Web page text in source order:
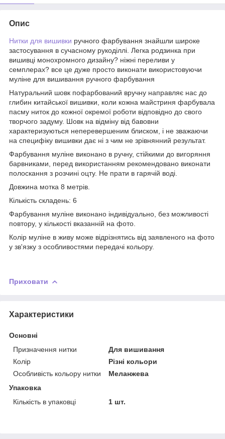
Опис
Нитки для вишивки ручного фарбування знайшли широке
застосування в сучасному рукоділлі. Легка родзинка при
вишивці монохромного дизайну? ніжні переливи у
семплерах? все це дуже просто виконати використовуючи
муліне для вишивання ручного фарбування
Натуральний шовк пофарбований вручну направляє нас до
глибин китайської вишивки, коли кожна майстриня фарбувала
пасму ниток до кожної окремої роботи відповідно до свого
творчого задуму. Шовк на відміну від бавовни
характеризуються неперевершеним блиском, і не зважаючи
на специфіку вишивки дає ні з чим не зрівнянний результат.
Фарбування муліне виконано в ручну, стійкими до вигоряння
барвниками, перед використанням рекомендовано виконати
полоскання з розчині оцту. Не прати в гарячій воді.
Довжина мотка 8 метрів.
Кількість складень: 6
Фарбування муліне виконано індивідуально, без можливості
повтору, у кількості вказанній на фото.
Колір муліне в живу може відрізнятись від заявленого на фото
у зв'язку з особливостями передачі кольору.
Приховати
Характеристики
Основні
Призначення нитки
Для вишивання
Колір
Різні кольори
Особливість кольору нитки
Меланжева
Упаковка
Кількість в упаковці
1 шт.